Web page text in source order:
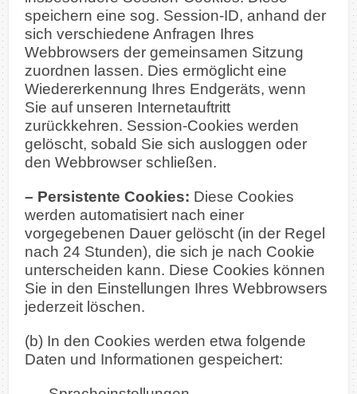
speichern eine sog. Session-ID, anhand der
sich verschiedene Anfragen Ihres
Webbrowsers der gemeinsamen Sitzung
zuordnen lassen. Dies ermöglicht eine
Wiedererkennung Ihres Endgeräts, wenn
Sie auf unseren Internetauftritt
zurückkehren. Session-Cookies werden
gelöscht, sobald Sie sich ausloggen oder
den Webbrowser schließen.
– Persistente Cookies: Diese Cookies
werden automatisiert nach einer
vorgegebenen Dauer gelöscht (in der Regel
nach 24 Stunden), die sich je nach Cookie
unterscheiden kann. Diese Cookies können
Sie in den Einstellungen Ihres Webbrowsers
jederzeit löschen.
(b) In den Cookies werden etwa folgende
Daten und Informationen gespeichert: